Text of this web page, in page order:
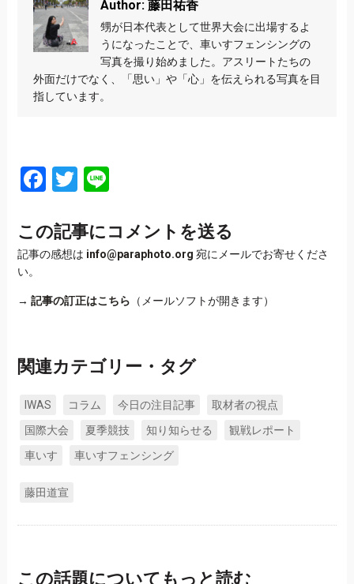
Author: 藤田祐香
甥が日本代表として世界大会に出場するよ
うになったことで、車いすフェンシングの
写真を撮り始めました。アスリートたちの
外面だけでなく、「思い」や「心」を伝えられる写真を目
指しています。
Facebook
Twitter
Line
この記事にコメントを送る
記事の感想は info@paraphoto.org 宛にメールでお寄せくださ
い。
→ 記事の訂正はこちら （メールソフトが開きます）
関連カテゴリー・タグ
IWAS コラム 今日の注目記事
取材者の視点
国際大会
夏季競技 知り知らせる
観戦レポート
車いす
車いすフェンシング
藤田道宣
この話題についてもっと読む